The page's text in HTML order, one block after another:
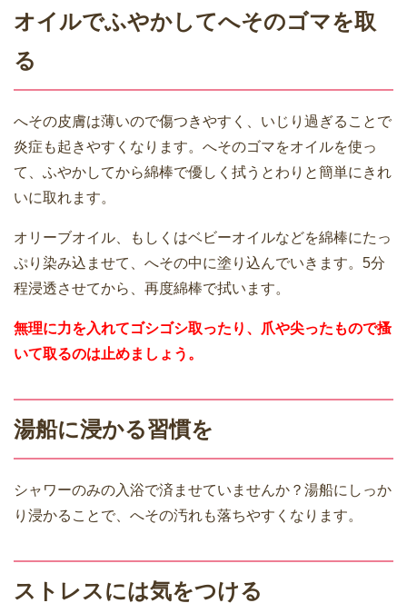
オイルでふやかしてへそのゴマを取
る
へその皮膚は薄いので傷つきやすく、いじり過ぎることで
炎症も起きやすくなります。へそのゴマをオイルを使っ
て、ふやかしてから綿棒で優しく拭うとわりと簡単にきれ
いに取れます。
オリーブオイル、もしくはベビーオイルなどを綿棒にたっ
ぷり染み込ませて、へその中に塗り込んでいきます。5分
程浸透させてから、再度綿棒で拭います。
無理に力を入れてゴシゴシ取ったり、爪や尖ったもので搔
いて取るのは止めましょう。
湯船に浸かる習慣を
シャワーのみの入浴で済ませていませんか？湯船にしっか
り浸かることで、へその汚れも落ちやすくなります。
ストレスには気をつける